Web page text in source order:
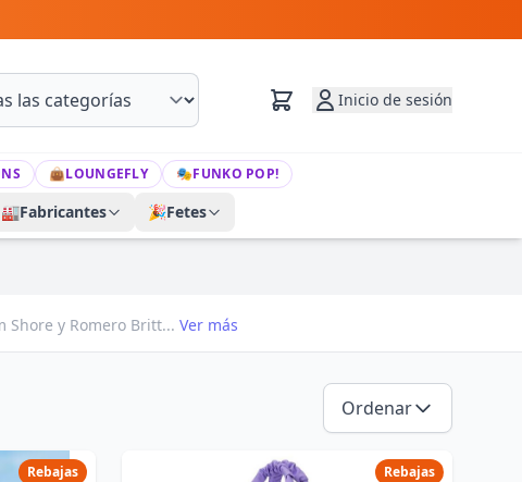
Inicio de sesión
👜LOUNGEFLY 🎭FUNKO POP!
🏭Fabricantes 🎉Fetes
Shore y Romero Britt... Ver más
Ordenar
Rebajas
Rebajas